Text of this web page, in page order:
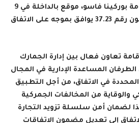
المملكة المغربية وحكومة بوركينا فاسو، موقع بالداخلة في 9
يوافق بموجه على الاتفاق
تعاون فعال بين إدارة الجمارك
الطرفان المساعدة الإدارية في المجال
في الاتفاق، من أجل التطبيق
والوقاية من المخالفات الجمركية
لضمان أمن سلسلة تزويد التجارة
إلى تعديل مضمون الاتفاقات